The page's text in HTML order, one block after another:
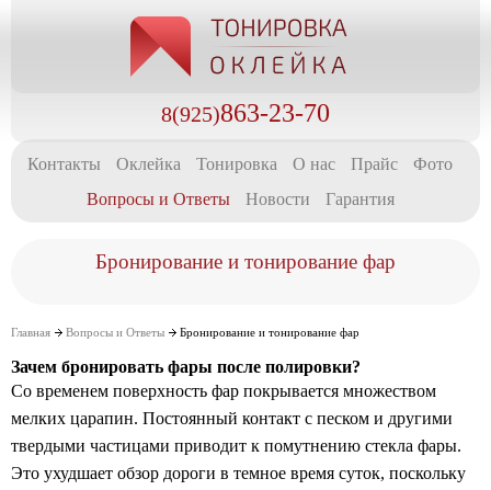
8(925)863-23-70
Контакты Оклейка Тонировка О нас Прайс
Фото
Вопросы и Ответы
Новости Гарантия
Бронирование и тонирование фар
Главная Вопросы и Ответы Бронирование и тонирование фар
Зачем бронировать фары после полировки?
Со временем поверхность фар покрывается множеством
мелких царапин. Постоянный контакт с песком и другими
твердыми частицами приводит к помутнению стекла фары.
Это ухудшает обзор дороги в темное время суток, поскольку